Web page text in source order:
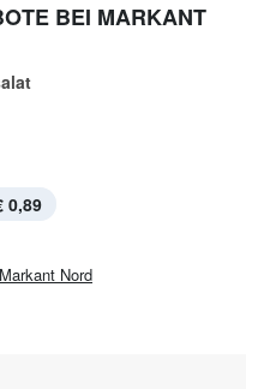
BEI MARKANT
0,89
Markant Nord